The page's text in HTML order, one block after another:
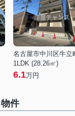
1LDK (28.26㎡)
6.1万円
件